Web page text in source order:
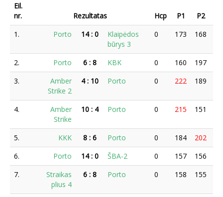
Eil.
nr.
Rezultatas Hcp P1 P2
1.
Porto 14 : 0
Klaipėdos
būrys 3
0 173 168
2. Porto 6 : 8 KBK 0 160 197
3.
Amber
Strike 2
4 : 10 Porto 0 222 189
4.
Amber
Strike
10 : 4 Porto 0 215 151
5. KKK 8 : 6 Porto 0 184 202
6.
Porto 14 : 0 ŠBA-2 0 157 156
7.
Straikas
plius 4
6 : 8 Porto 0 158 155